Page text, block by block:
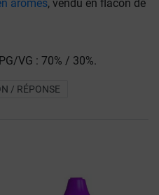
arômes, vendu en flacon de
VG : 70% / 30%.
/ RÉPONSE